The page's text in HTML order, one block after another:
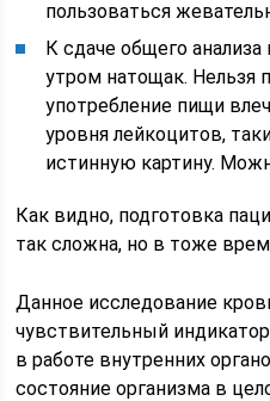
пользоваться
К сдаче общего
утром натощак. Нельзя
употребление пищи
уровня лейкоцитов,
истинную картину.
Как видно, подготовка
так сложна, но в тоже
Данное исследование
чувствительный
в работе внутренних
состояние организма в